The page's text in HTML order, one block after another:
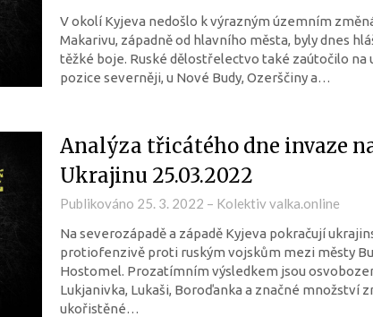
V okolí Kyjeva nedošlo k výrazným územním
Makarivu, západně od hlavního města, byly dnes
těžké boje. Ruské dělostřelectvo také zaútočilo na
pozice severněji, u Nové Budy, Ozerščiny a…
Analýza třicátého dne invaze
Ukrajinu 25.03.2022
Publikováno 25. 3. 2022 – Kolektiv valka.online
Na severozápadě a západě Kyjeva pokračují
protiofenzivě proti ruským vojskům mezi městy
Hostomel. Prozatímním výsledkem jsou
Lukjanivka, Lukaši, Boroďanka a značné množství
ukořistěné…